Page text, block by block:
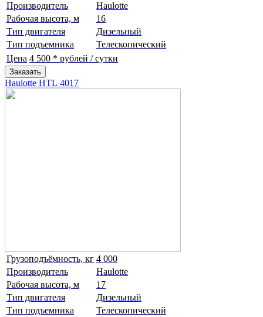
Производитель
Haulotte
Рабочая высота, м
16
Тип двигателя
Дизельный
Тип подъемника
Телескопический
Цена 4 500 * рублей / сутки
Заказать
Haulotte HTL 4017
Грузоподъёмность, кг 4 000
Производитель
Haulotte
Рабочая высота, м
17
Тип двигателя
Дизельный
Тип подъемника
Телескопический